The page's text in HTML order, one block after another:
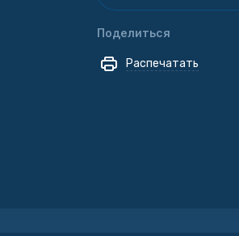
Поделиться
Распечатать